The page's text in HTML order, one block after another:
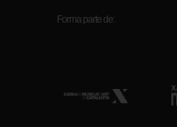
Forma parte de: